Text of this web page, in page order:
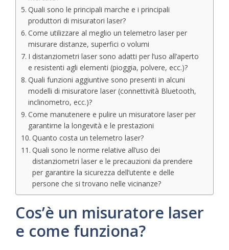
Quali sono le principali marche e i principali
produttori di misuratori laser?
Come utilizzare al meglio un telemetro laser per
misurare distanze, superfici o volumi
I distanziometri laser sono adatti per l’uso all’aperto
e resistenti agli elementi (pioggia, polvere, ecc.)?
Quali funzioni aggiuntive sono presenti in alcuni
modelli di misuratore laser (connettività Bluetooth,
inclinometro, ecc.)?
Come manutenere e pulire un misuratore laser per
garantirne la longevità e le prestazioni
Quanto costa un telemetro laser?
Quali sono le norme relative all’uso dei
distanziometri laser e le precauzioni da prendere
per garantire la sicurezza dell’utente e delle
persone che si trovano nelle vicinanze?
Cos’è un misuratore laser
e come funziona?